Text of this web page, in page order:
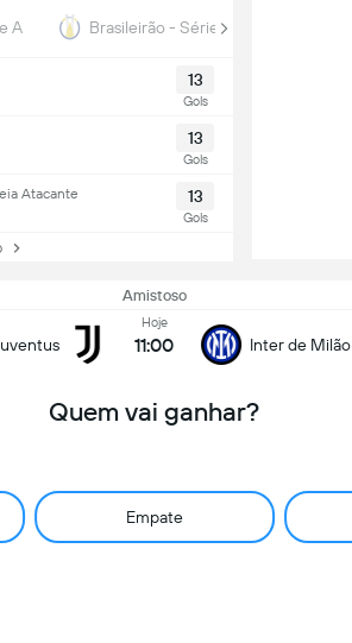
A Brasileirão - Série B
13
Gols
13
Gols
Atacante
13
Gols
Amistoso
Hoje
11:00 Inter de Milão
Quem vai ganhar?
Empate